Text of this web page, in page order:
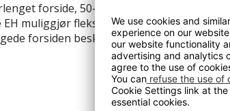
forside, 50-pk, BxH 210 x 30 mm,
muliggjør fleksibel merking av
forsiden beskytter etikettene godt og